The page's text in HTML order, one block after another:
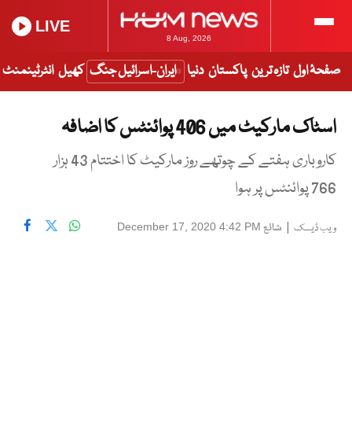
8 Aug, 2026
LIVE
صفحۂ اول تازہ ترین پاکستان دنیا ایران-اسرائیل جنگ کھیل انٹرٹینمنٹ
اسٹاک مارکیٹ میں 406 پوائنٹس کا اضافہ
کاروباری ہفتے کے چوتھے روز مارکیٹ کا اختتام 43 ہزار
766 پوائنٹس پر ہوا
ویب ڈیسک | شائع December 17, 2020 4:42 PM